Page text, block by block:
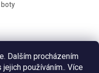
Dalším procházením
používáním.. Více
boty